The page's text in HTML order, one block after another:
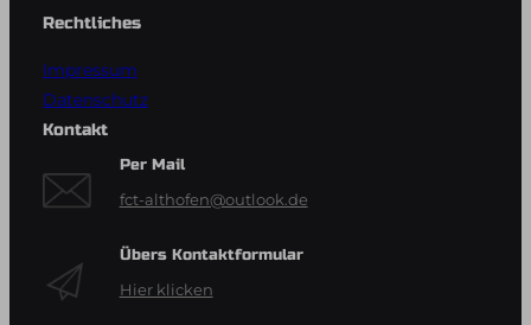
Rechtliches
Impressum
Datenschutz
Kontakt
Per Mail
fct-althofen@outlook.de
Übers Kontaktformular
Hier klicken